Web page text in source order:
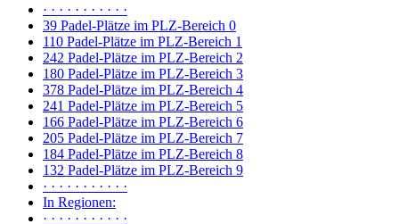
· · · · · · · · · · ·
39 Padel-Plätze im PLZ-Bereich 0
110 Padel-Plätze im PLZ-Bereich 1
242 Padel-Plätze im PLZ-Bereich 2
180 Padel-Plätze im PLZ-Bereich 3
378 Padel-Plätze im PLZ-Bereich 4
241 Padel-Plätze im PLZ-Bereich 5
166 Padel-Plätze im PLZ-Bereich 6
205 Padel-Plätze im PLZ-Bereich 7
184 Padel-Plätze im PLZ-Bereich 8
132 Padel-Plätze im PLZ-Bereich 9
· · · · · · · · · · ·
In Regionen:
· · · · · · · · · · ·